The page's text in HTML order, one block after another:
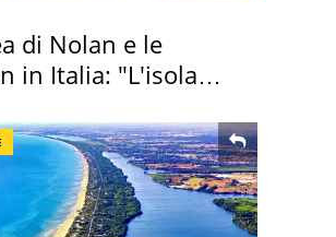
di Nolan e le
in Italia: "L'isola